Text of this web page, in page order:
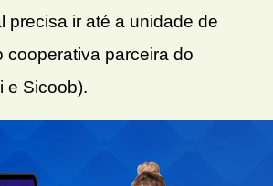
precisa ir até a unidade de
cooperativa parceira do
e Sicoob).